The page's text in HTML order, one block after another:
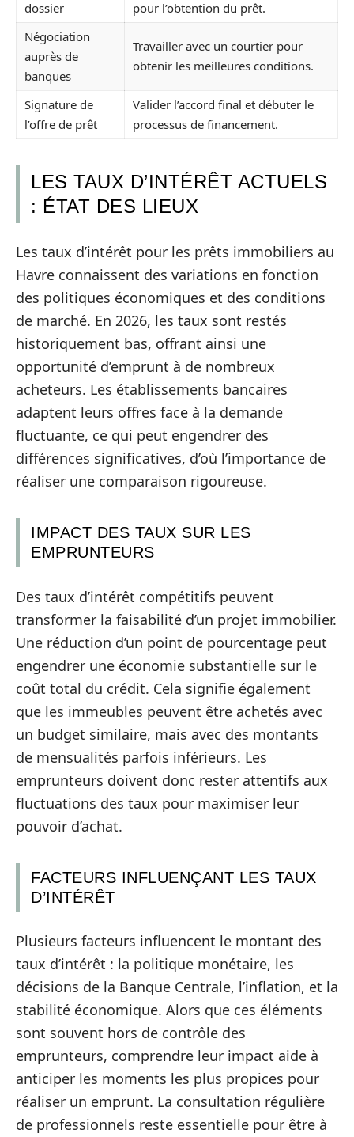
dossier
pour l’obtention du prêt.
Négociation
auprès de
banques
Travailler avec un courtier pour
obtenir les meilleures conditions.
Signature de
l’offre de prêt
Valider l’accord final et débuter le
processus de financement.
LES TAUX D’INTÉRÊT ACTUELS
: ÉTAT DES LIEUX
Les taux d’intérêt pour les prêts immobiliers au
Havre connaissent des variations en fonction
des politiques économiques et des conditions
de marché. En 2026, les taux sont restés
historiquement bas, offrant ainsi une
opportunité d’emprunt à de nombreux
acheteurs. Les établissements bancaires
adaptent leurs offres face à la demande
fluctuante, ce qui peut engendrer des
différences significatives, d’où l’importance de
réaliser une comparaison rigoureuse.
IMPACT DES TAUX SUR LES
EMPRUNTEURS
Des taux d’intérêt compétitifs peuvent
transformer la faisabilité d’un projet immobilier.
Une réduction d’un point de pourcentage peut
engendrer une économie substantielle sur le
coût total du crédit. Cela signifie également
que les immeubles peuvent être achetés avec
un budget similaire, mais avec des montants
de mensualités parfois inférieurs. Les
emprunteurs doivent donc rester attentifs aux
fluctuations des taux pour maximiser leur
pouvoir d’achat.
FACTEURS INFLUENÇANT LES TAUX
D’INTÉRÊT
Plusieurs facteurs influencent le montant des
taux d’intérêt : la politique monétaire, les
décisions de la Banque Centrale, l’inflation, et la
stabilité économique. Alors que ces éléments
sont souvent hors de contrôle des
emprunteurs, comprendre leur impact aide à
anticiper les moments les plus propices pour
réaliser un emprunt. La consultation régulière
de professionnels reste essentielle pour être à